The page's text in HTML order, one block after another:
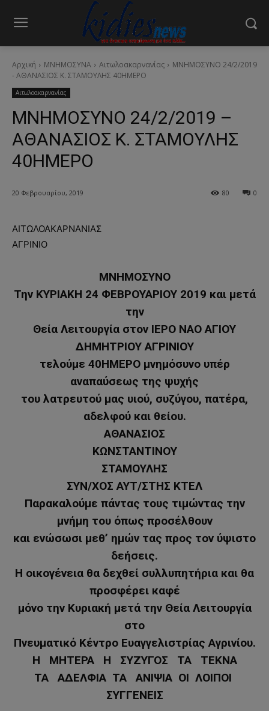
Αρχική ΜΝΗΜΟΣΥΝΑ Αιτωλοακαρνανίας
ΜΝΗΜΟΣΥΝΟ 24/2/2019
- ΑΘΑΝΑΣΙΟΣ Κ. ΣΤΑΜΟΥΛΗΣ 40ΗΜΕΡΟ
Αιτωλοακαρνανίας
ΜΝΗΜΟΣΥΝΟ 24/2/2019 –
ΑΘΑΝΑΣΙΟΣ Κ. ΣΤΑΜΟΥΛΗΣ
40ΗΜΕΡΟ
20 Φεβρουαρίου, 2019 0
80
ΑΙΤΩΛΟΑΚΑΡΝΑΝΙΑΣ
ΑΓΡΙΝΙΟ
ΜΝΗΜΟΣΥΝΟ
Την ΚΥΡΙΑΚΗ 24 ΦΕΒΡΟΥΑΡΙΟΥ 2019 και μετά
την
Θεία Λειτουργία στον ΙΕΡΟ ΝΑΟ ΑΓΙΟΥ
ΔΗΜΗΤΡΙΟΥ ΑΓΡΙΝΙΟΥ
τελούμε 40ΗΜΕΡΟ μνημόσυνο υπέρ
αναπαύσεως της ψυχής
του λατρευτού μας υιού, συζύγου, πατέρα,
αδελφού και θείου.
ΑΘΑΝΑΣΙΟΣ
ΚΩΝΣΤΑΝΤΙΝΟΥ
ΣΤΑΜΟΥΛΗΣ
ΣΥΝ/ΧΟΣ ΑΥΤ/ΣΤΗΣ ΚΤΕΛ
Παρακαλούμε πάντας τους τιμώντας την
μνήμη του όπως προσέλθουν
και ενώσωσι μεθ’ ημών τας προς τον ύψιστο
δεήσεις.
Η οικογένεια θα δεχθεί συλλυπητήρια και θα
προσφέρει καφέ
μόνο την Κυριακή μετά την Θεία Λειτουργία
στο
Πνευματικό Κέντρο Ευαγγελιστρίας Αγρινίου.
Η ΜΗΤΕΡΑ Η ΣΥΖΥΓΟΣ ΤΑ ΤΕΚΝΑ
ΤΑ ΑΔΕΛΦΙΑ ΤΑ ΑΝΙΨΙΑ ΟΙ ΛΟΙΠΟΙ
ΣΥΓΓΕΝΕΙΣ